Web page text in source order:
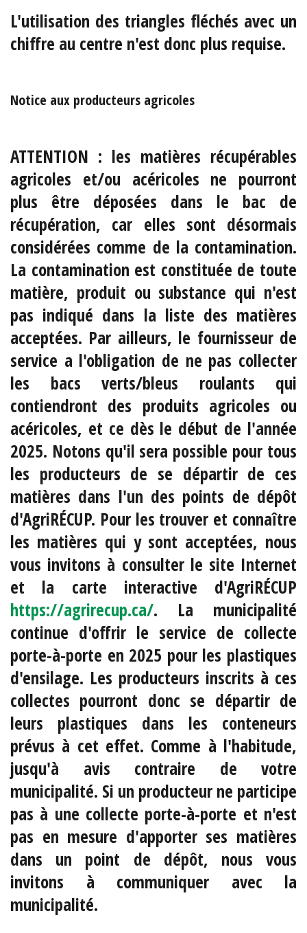
L'utilisation des triangles fléchés avec un
chiffre au centre n'est donc plus requise.
Notice aux producteurs agricoles
ATTENTION : les matières récupérables
agricoles et/ou acéricoles ne pourront
plus être déposées dans le bac de
récupération, car elles sont désormais
considérées comme de la contamination.
La contamination est constituée de toute
matière, produit ou substance qui n'est
pas indiqué dans la liste des matières
acceptées. Par ailleurs, le fournisseur de
service a l'obligation de ne pas collecter
les bacs verts/bleus roulants qui
contiendront des produits agricoles ou
acéricoles, et ce dès le début de l'année
2025. Notons qu'il sera possible pour tous
les producteurs de se départir de ces
matières dans l'un des points de dépôt
d'AgriRÉCUP. Pour les trouver et connaître
les matières qui y sont acceptées, nous
vous invitons à consulter le site Internet
et la carte interactive d'AgriRÉCUP
https://agrirecup.ca/. La municipalité
continue d'offrir le service de collecte
porte-à-porte en 2025 pour les plastiques
d'ensilage. Les producteurs inscrits à ces
collectes pourront donc se départir de
leurs plastiques dans les conteneurs
prévus à cet effet. Comme à l'habitude,
jusqu'à avis contraire de votre
municipalité. Si un producteur ne participe
pas à une collecte porte-à-porte et n'est
pas en mesure d'apporter ses matières
dans un point de dépôt, nous vous
invitons à communiquer avec la
municipalité.